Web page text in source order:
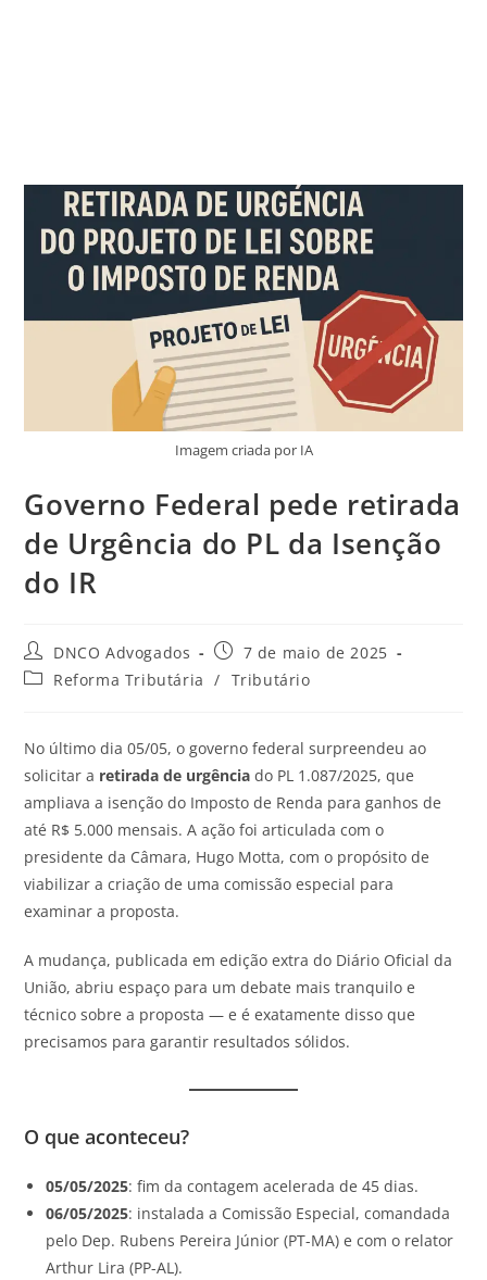
Imagem criada por IA
Governo Federal pede retirada
de Urgência do PL da Isenção
do IR
DNCO Advogados
7 de maio de 2025
Reforma Tributária
/ Tributário
No último dia 05/05, o governo federal surpreendeu ao
solicitar a retirada de urgência do PL 1.087/2025, que
ampliava a isenção do Imposto de Renda para ganhos de
até R$ 5.000 mensais. A ação foi articulada com o
presidente da Câmara, Hugo Motta, com o propósito de
viabilizar a criação de uma comissão especial para
examinar a proposta.
A mudança, publicada em edição extra do Diário Oficial da
União, abriu espaço para um debate mais tranquilo e
técnico sobre a proposta — e é exatamente disso que
precisamos para garantir resultados sólidos.
O que aconteceu?
05/05/2025: fim da contagem acelerada de 45 dias.
06/05/2025: instalada a Comissão Especial, comandada
pelo Dep. Rubens Pereira Júnior (PT-MA) e com o relator
Arthur Lira (PP-AL).